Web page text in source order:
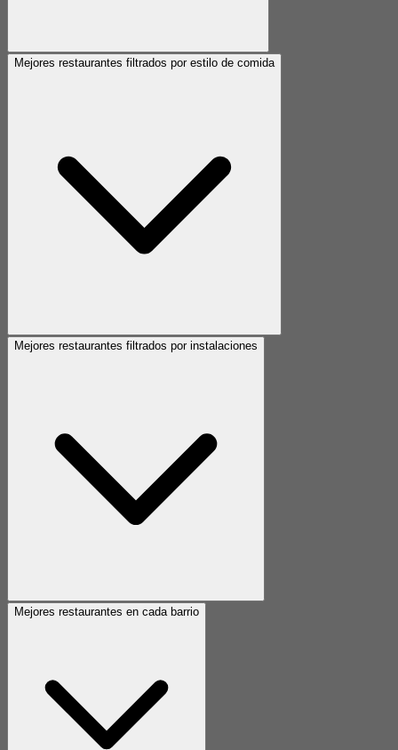
Mejores restaurantes filtrados por estilo de comida
Mejores restaurantes filtrados por instalaciones
Mejores restaurantes en cada barrio